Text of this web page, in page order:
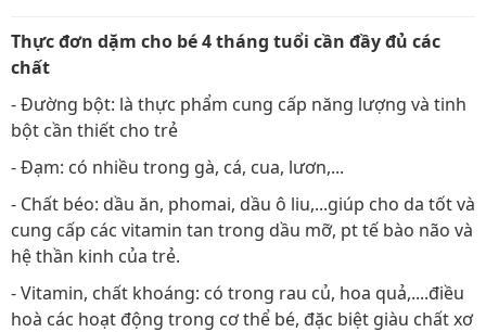
Thực đơn dặm cho bé 4 tháng tuổi cần đầy đủ các
chất
- Đường bột: là thực phẩm cung cấp năng lượng và tinh
bột cần thiết cho trẻ
- Đạm: có nhiều trong gà, cá, cua, lươn,...
- Chất béo: dầu ăn, phomai, dầu ô liu,...giúp cho da tốt và
cung cấp các vitamin tan trong dầu mỡ, pt tế bào não và
hệ thần kinh của trẻ.
- Vitamin, chất khoáng: có trong rau củ, hoa quả,....điều
hoà các hoạt động trong cơ thể bé, đặc biệt giàu chất xơ